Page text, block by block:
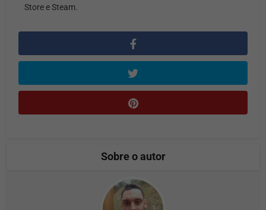
Store e Steam.
Sobre o autor